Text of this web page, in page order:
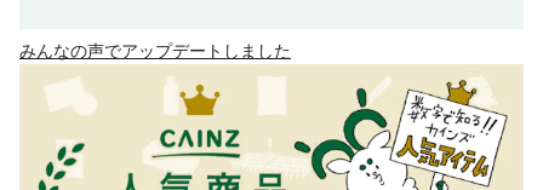
みんなの声でアップデートしました